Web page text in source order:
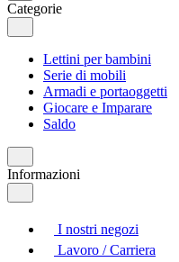
Categorie
Lettini per bambini
Serie di mobili
Armadi e portaoggetti
Giocare e Imparare
Saldo
Informazioni
I nostri negozi
Lavoro / Carriera